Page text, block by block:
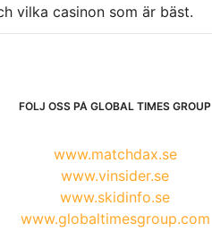
vilka casinon som är bäst.
FÖLJ OSS PÅ GLOBAL TIMES GROUP
www.matchdax.se
www.vinsider.se
www.skidinfo.se
www.globaltimesgroup.com